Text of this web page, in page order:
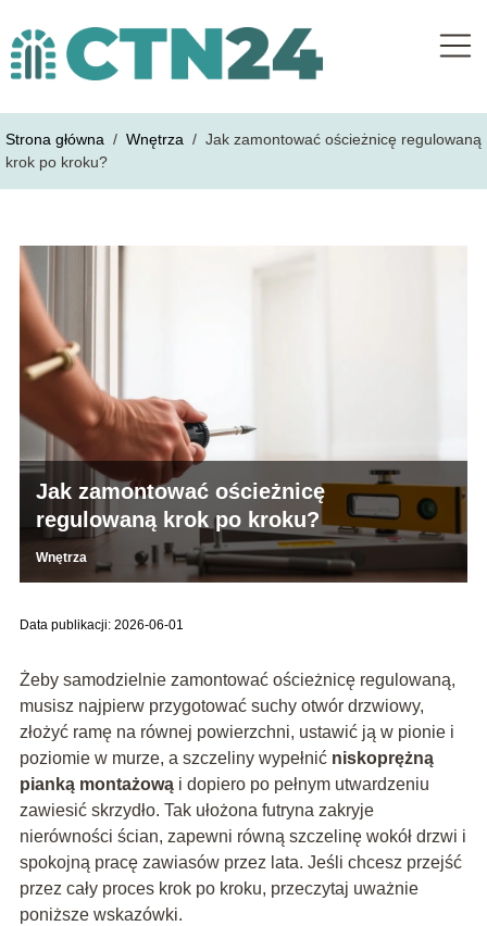
Strona główna / Wnętrza / Jak zamontować ościeżnicę regulowaną
krok po kroku?
Jak zamontować ościeżnicę
regulowaną krok po kroku?
Wnętrza
Data publikacji: 2026-06-01
Żeby samodzielnie zamontować ościeżnicę regulowaną,
musisz najpierw przygotować suchy otwór drzwiowy,
złożyć ramę na równej powierzchni, ustawić ją w pionie i
poziomie w murze, a szczeliny wypełnić niskoprężną
pianką montażowąi dopiero po pełnym utwardzeniu
zawiesić skrzydło. Tak ułożona futryna zakryje
nierówności ścian, zapewni równą szczelinę wokół drzwi i
spokojną pracę zawiasów przez lata. Jeśli chcesz przejść
przez cały proces krok po kroku, przeczytaj uważnie
poniższe wskazówki.